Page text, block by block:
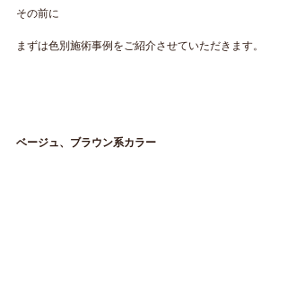
その前に
まずは色別施術事例をご紹介させていただきます。
ベージュ、ブラウン系カラー